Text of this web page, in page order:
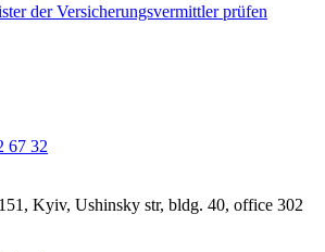
der Versicherungsvermittler prüfen
67 32
Kyiv, Ushinsky str, bldg. 40, office 302